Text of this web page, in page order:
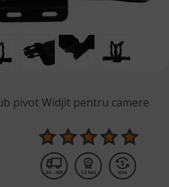
pivot Widjit pentru camere
24 - 48h 12 luni